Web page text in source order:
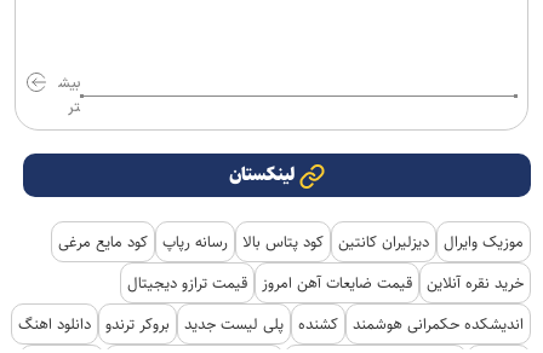
بیش
تر
لینکستان
موزیک وایرال دیزلیران کانتین کود پتاس بالا رسانه رپاپ کود مایع مرغی
خرید نقره آنلاین قیمت ضایعات آهن امروز
قیمت ترازو دیجیتال
اندیشکده حکمرانی هوشمند کشنده پلی لیست جدید بروکر ترندو دانلود اهنگ